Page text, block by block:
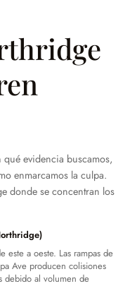
qué evidencia buscamos,
enmarcamos la culpa.
donde se concentran los
este a oeste. Las rampas de
Ave producen colisiones
debido al volumen de